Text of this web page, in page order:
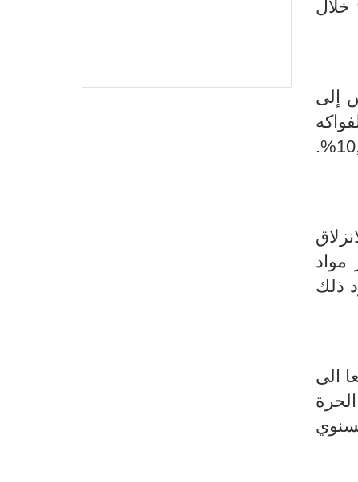
المنزلية (3.8% خلال شهر فيفري 2025 مقابل 4.1% خلال
ذلك بالأساس إلى
18,7% وأسعار الفواكه
الجافة بنسبة 14,2% وأسعار الأسماك الطازجة بنسبة 13,4% وأسعار الدواجن بنسبة 10,5%.
باحتساب الانزلاق
بنسبة 9,7% وأسعار مواد
ارتفاعا بنسبة 5,1% ويعود ذلك
الى
الحرة
السنوي